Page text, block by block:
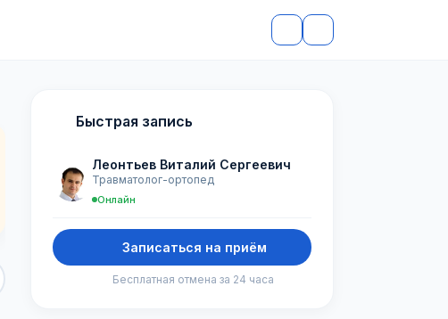
Быстрая запись
Леонтьев Виталий Сергеевич
Травматолог-ортопед
Онлайн
Записаться на приём
Бесплатная отмена за 24 часа